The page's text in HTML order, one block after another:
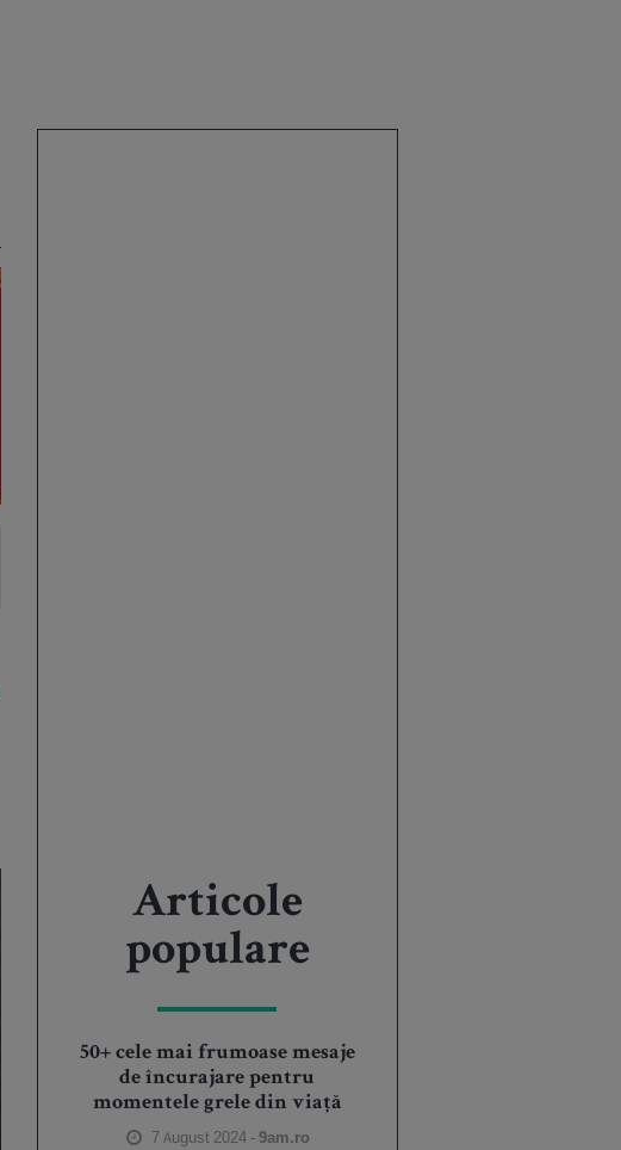
Articole
populare
50+ cele mai frumoase mesaje
de încurajare pentru
momentele grele din viață
7 August 2024 -9am.ro